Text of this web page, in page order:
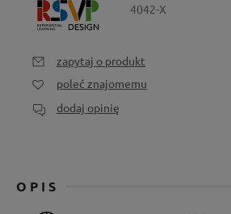
4042-X
zapytaj o produkt
poleć znajomemu
dodaj opinię
OPIS